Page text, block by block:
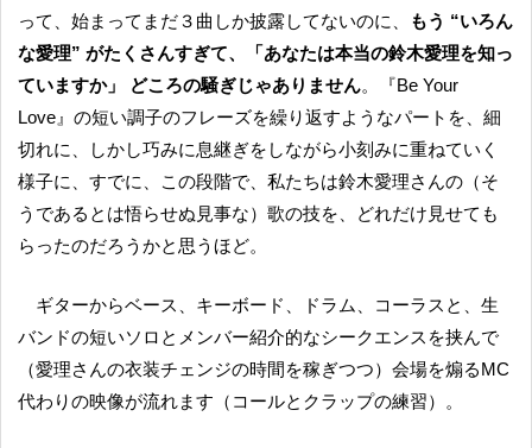
って、始まってまだ３曲しか披露してないのに、
もう “いろん
な愛理” がたくさんすぎて、「あなたは本当の鈴木愛理を知っ
ていますか」 どころの騒ぎじゃありません。『Be Your
Love』の短い調子のフレーズを繰り返すようなパートを、細
切れに、しかし巧みに息継ぎをしながら小刻みに重ねていく
様子に、すでに、この段階で、私たちは鈴木愛理さんの（そ
うであるとは悟らせぬ見事な）歌の技を、どれだけ見せても
らったのだろうかと思うほど。
ギターからベース、キーボード、ドラム、コーラスと、生
バンドの短いソロとメンバー紹介的なシークエンスを挟んで
（愛理さんの衣装チェンジの時間を稼ぎつつ）会場を煽るMC
代わりの映像が流れます（コールとクラップの練習）。